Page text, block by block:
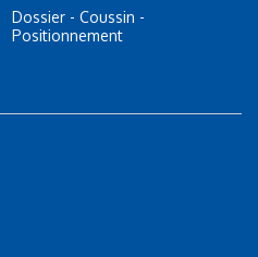
Dossier - Coussin -
Positionnement